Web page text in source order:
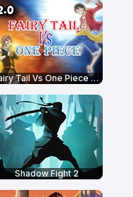
Fairy Tail Vs One Piece 2.0
Shadow Fight 2